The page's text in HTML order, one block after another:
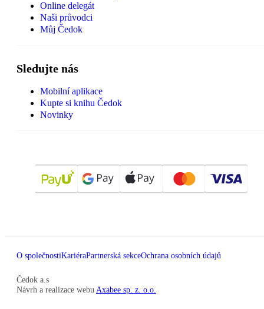
Online delegát
Naši průvodci
Můj Čedok
Sledujte nás
Mobilní aplikace
Kupte si knihu Čedok
Novinky
O společnostiKariéraPartnerská sekceOchrana osobních údajů
Čedok a.s
Návrh a realizace webu Axabee sp. z. o.o.